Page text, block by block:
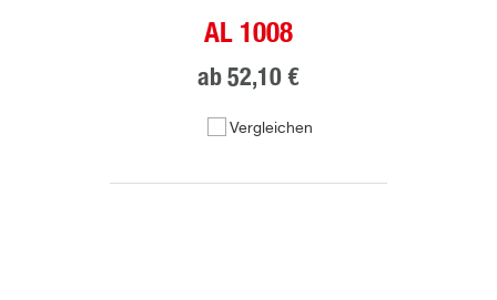
AL 1008
ab 52,10 €
Vergleichen